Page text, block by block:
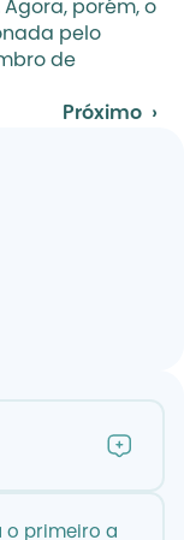
porém, o
pelo
de
Próximo  ›
o primeiro a